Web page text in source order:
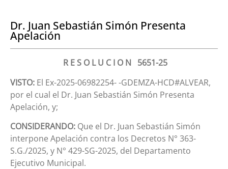
Dr. Juan Sebastián Simón Presenta
Apelación
R E S O L U C I O N 5651-25
VISTO: El Ex-2025-06982254- -GDEMZA-HCD#ALVEAR,
por el cual el Dr. Juan Sebastián Simón Presenta
Apelación, y;
CONSIDERANDO: Que el Dr. Juan Sebastián Simón
interpone Apelación contra los Decretos N° 363-
S.G./2025, y N° 429-SG-2025, del Departamento
Ejecutivo Municipal.